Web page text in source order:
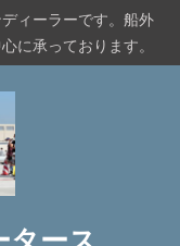
ィーラーです。船外
に承っております。